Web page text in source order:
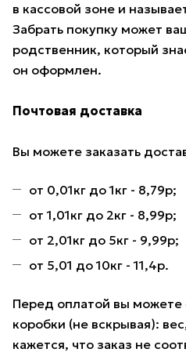
в кассовой зоне и
Забрать покупку может
родственник, который
он оформлен.
Почтовая доставка
Вы можете заказать
от 0,01кг до 1кг - 8,79р;
от 1,01кг до 2кг - 8,99р;
от 2,01кг до 5кг - 9,99р;
от 5,01 до 10кг - 11,4р.
Перед оплатой вы можете
коробки (не вскрывая):
кажется, что заказ не